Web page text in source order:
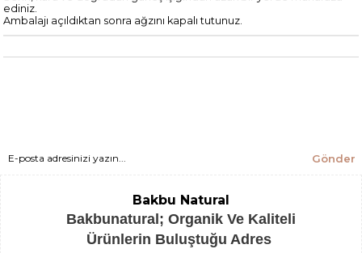
ediniz.
Ambalajı açıldıktan sonra ağzını kapalı tutunuz.
Gönder
Bakbu Natural
Bakbunatural; Organik Ve Kaliteli
Ürünlerin Buluştuğu Adres